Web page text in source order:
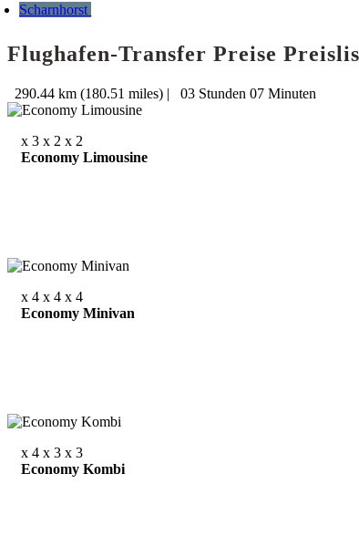
Scharnhorst
Flughafen-Transfer Preise
290.44 km (180.51 miles) | 03 Stunden 07 Minuten
x 3 x 2 x 2
Economy Limousine
x 4 x 4 x 4
Economy Minivan
x 4 x 3 x 3
Economy Kombi